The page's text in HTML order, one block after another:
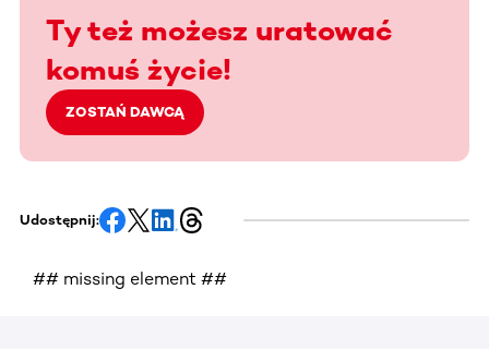
Ty też możesz uratować
komuś życie!
ZOSTAŃ DAWCĄ
Udostępnij:
## missing element ##